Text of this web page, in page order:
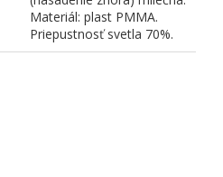
Materiál: plast PMMA.
Priepustnosť svetla 70%.